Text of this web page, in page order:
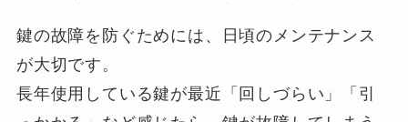
鍵の故障を防ぐためには、日頃のメンテナンス
が大切です。
長年使用している鍵が最近「回しづらい」「引